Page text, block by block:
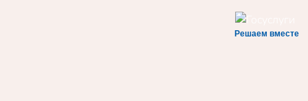
Решаем вместе